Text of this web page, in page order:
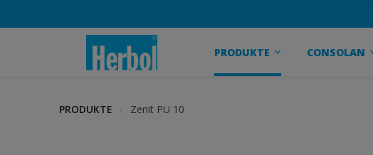
PRODUKTE CONSOLAN
PRODUKTE Zenit PU 10